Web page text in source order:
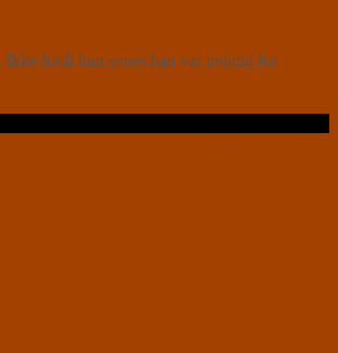
Ikke fordi hun synes han var uvigtig for